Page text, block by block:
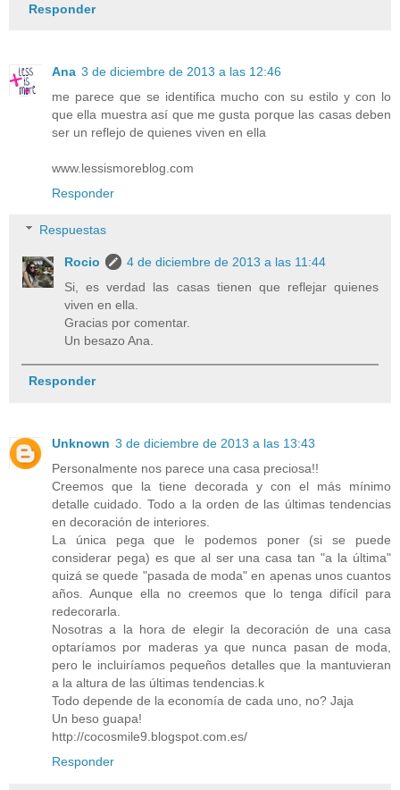
Responder
Ana 3 de diciembre de 2013 a las 12:46
me parece que se identifica mucho con su estilo y con lo
que ella muestra así que me gusta porque las casas deben
ser un reflejo de quienes viven en ella
www.lessismoreblog.com
Responder
Respuestas
Rocio
4 de diciembre de 2013 a las 11:44
Si, es verdad las casas tienen que reflejar quienes
viven en ella.
Gracias por comentar.
Un besazo Ana.
Responder
Unknown 3 de diciembre de 2013 a las 13:43
Personalmente nos parece una casa preciosa!!
Creemos que la tiene decorada y con el más mínimo
detalle cuidado. Todo a la orden de las últimas tendencias
en decoración de interiores.
La única pega que le podemos poner (si se puede
considerar pega) es que al ser una casa tan "a la última"
quizá se quede "pasada de moda" en apenas unos cuantos
años. Aunque ella no creemos que lo tenga difícil para
redecorarla.
Nosotras a la hora de elegir la decoración de una casa
optaríamos por maderas ya que nunca pasan de moda,
pero le incluiríamos pequeños detalles que la mantuvieran
a la altura de las últimas tendencias.k
Todo depende de la economía de cada uno, no? Jaja
Un beso guapa!
http://cocosmile9.blogspot.com.es/
Responder